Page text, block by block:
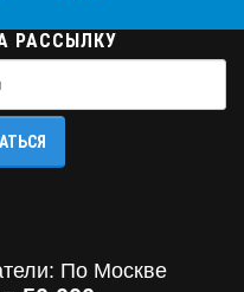
РАССЫЛКУ
По Москве